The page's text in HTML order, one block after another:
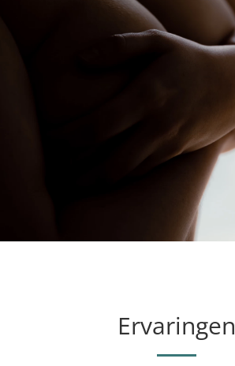
Ervaringen